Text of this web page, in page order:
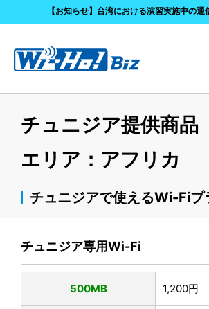
【お知らせ】台湾における演習実施中の通
よくあるご質問
チュニジア提供商品
エリア：アフリカ
チュニジアで使えるWi-Fiプ
チュニジア専用Wi-Fi
500MB 1,200円